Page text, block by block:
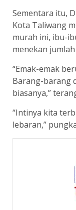
Sementara itu,
Kota Taliwang
murah ini, ibu-
menekan
“Emak-emak
Barang-barang
biasanya,”
“Intinya kita
lebaran,”